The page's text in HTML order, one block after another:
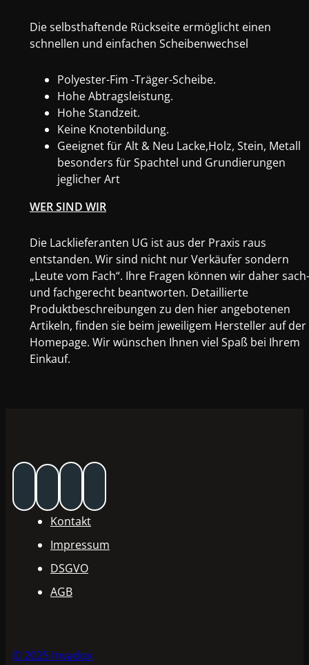
Die selbsthaftende Rückseite ermöglicht einen
schnellen und einfachen Scheibenwechsel
Polyester-Fim -Träger-Scheibe.
Hohe Abtragsleistung.
Hohe Standzeit.
Keine Knotenbildung.
Geeignet für Alt & Neu Lacke,Holz, Stein, Metall
besonders für Spachtel und Grundierungen
jeglicher Art
WER SIND WIR
Die Lacklieferanten UG ist aus der Praxis raus
entstanden. Wir sind nicht nur Verkäufer sondern
„Leute vom Fach“. Ihre Fragen können wir daher sach-
und fachgerecht beantworten. Detaillierte
Produktbeschreibungen zu den hier angebotenen
Artikeln, finden sie beim jeweiligem Hersteller auf der
Homepage. Wir wünschen Ihnen viel Spaß bei Ihrem
Einkauf.
Kontakt
Impressum
DSGVO
AGB
© 2025 Invadox